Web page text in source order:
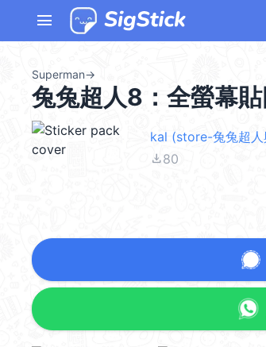
menu
Superman→
兔兔超人8：全螢幕
kal (store-兔兔超
file_download80